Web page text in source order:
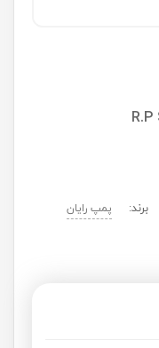
برند: پمپ رایان